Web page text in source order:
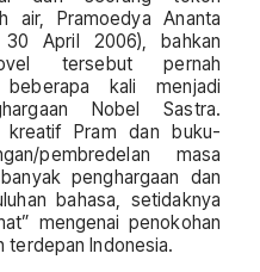
air, Pramoedya Ananta
April 2006), bahkan
tersebut pernah
beberapa kali menjadi
Nobel Sastra.
kreatif Pram dan buku-
pembredelan masa
penghargaan dan
bahasa, setidaknya
mengenai penokohan
terdepan Indonesia.